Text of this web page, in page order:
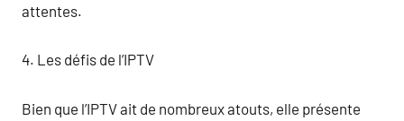
attentes.
4. Les défis de l’IPTV
Bien que l’IPTV ait de nombreux atouts, elle présente